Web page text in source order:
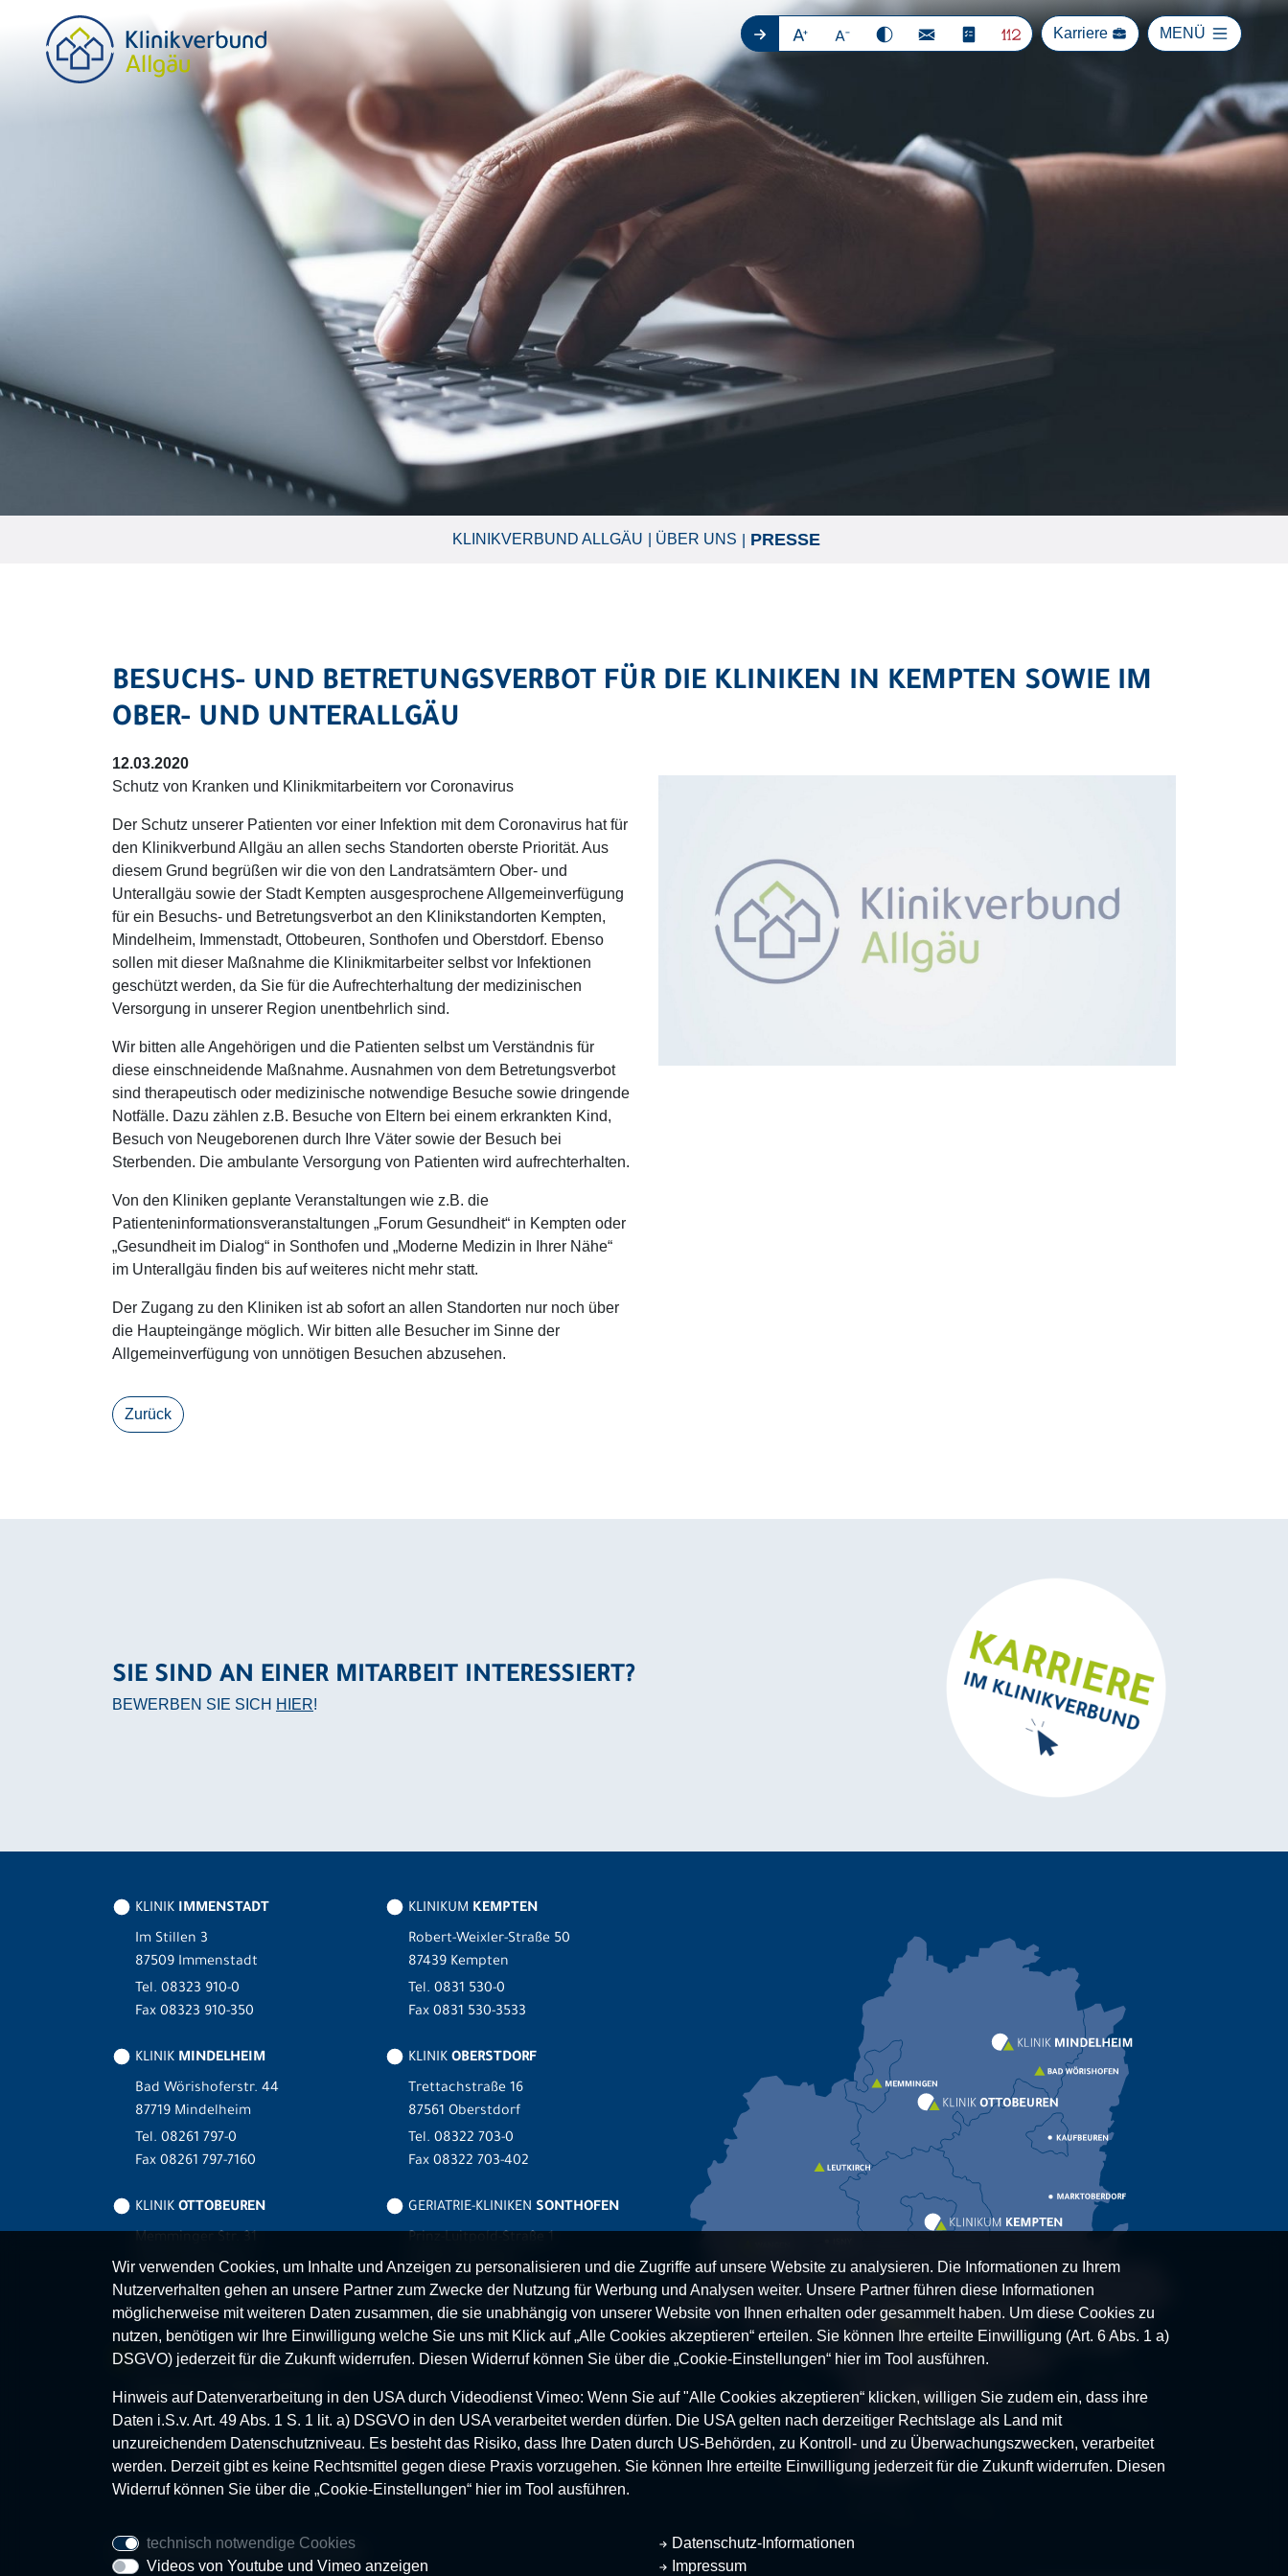
Karriere MENÜ
KLINIKVERBUND ALLGÄU ÜBER UNS PRESSE
BESUCHS- UND BETRETUNGSVERBOT FÜR DIE KLINIKEN IN KEMPTEN SOWIE IM
OBER- UND UNTERALLGÄU
12.03.2020
Schutz von Kranken und Klinikmitarbeitern vor Coronavirus
Der Schutz unserer Patienten vor einer Infektion mit dem Coronavirus hat für
den Klinikverbund Allgäu an allen sechs Standorten oberste Priorität. Aus
diesem Grund begrüßen wir die von den Landratsämtern Ober- und
Unterallgäu sowie der Stadt Kempten ausgesprochene Allgemeinverfügung
für ein Besuchs- und Betretungsverbot an den Klinikstandorten Kempten,
Mindelheim, Immenstadt, Ottobeuren, Sonthofen und Oberstdorf. Ebenso
sollen mit dieser Maßnahme die Klinikmitarbeiter selbst vor Infektionen
geschützt werden, da Sie für die Aufrechterhaltung der medizinischen
Versorgung in unserer Region unentbehrlich sind.
Wir bitten alle Angehörigen und die Patienten selbst um Verständnis für
diese einschneidende Maßnahme. Ausnahmen von dem Betretungsverbot
sind therapeutisch oder medizinische notwendige Besuche sowie dringende
Notfälle. Dazu zählen z.B. Besuche von Eltern bei einem erkrankten Kind,
Besuch von Neugeborenen durch Ihre Väter sowie der Besuch bei
Sterbenden. Die ambulante Versorgung von Patienten wird aufrechterhalten.
Von den Kliniken geplante Veranstaltungen wie z.B. die
Patienteninformationsveranstaltungen „Forum Gesundheit“ in Kempten oder
„Gesundheit im Dialog“ in Sonthofen und „Moderne Medizin in Ihrer Nähe“
im Unterallgäu finden bis auf weiteres nicht mehr statt.
Der Zugang zu den Kliniken ist ab sofort an allen Standorten nur noch über
die Haupteingänge möglich. Wir bitten alle Besucher im Sinne der
Allgemeinverfügung von unnötigen Besuchen abzusehen.
Zurück
SIE SIND AN EINER MITARBEIT INTERESSIERT?
BEWERBEN SIE SICH HIER!
KLINIK IMMENSTADT
Im Stillen 3
87509 Immenstadt
Tel. 08323 910-0
Fax 08323 910-350
KLINIK MINDELHEIM
Bad Wörishoferstr. 44
87719 Mindelheim
Tel. 08261 797-0
Fax 08261 797-7160
KLINIK OTTOBEUREN
87724 Ottobeuren
Tel.08332 792-0
Fax 08332 792-5416
KLINIKUM KEMPTEN
Robert-Weixler-Straße 50
87439 Kempten
Tel. 0831 530-0
Fax 0831 530-3533
KLINIK OBERSTDORF
Trettachstraße 16
87561 Oberstdorf
Tel. 08322 703-0
Fax 08322 703-402
GERIATRIE-KLINIKEN SONTHOFEN
87527 Sonthofen
Tel.08321 804-0
Fax 08321 804-119
MVZ-FACHPRAXENVERBUNDALLGÄU
Klinikverbund Allgäu gGmbH
Im Stillen 2
87509 Immenstadt
www.mvz-fachpraxenverbund-allgaeu.de
© 2026 Klinikverbund Allgäu gGmbH
Wir verwenden Cookies, um Inhalte und Anzeigen zu personalisieren und die Zugriffe auf unsere Website zu analysieren. Die Informationen zu Ihrem
Nutzerverhalten gehen an unsere Partner zum Zwecke der Nutzung für Werbung und Analysen weiter. Unsere Partner führen diese Informationen
möglicherweise mit weiteren Daten zusammen, die sie unabhängig von unserer Website von Ihnen erhalten oder gesammelt haben. Um diese Cookies zu
nutzen, benötigen wir Ihre Einwilligung welche Sie uns mit Klick auf „Alle Cookies akzeptieren“ erteilen. Sie können Ihre erteilte Einwilligung (Art. 6 Abs. 1 a)
DSGVO) jederzeit für die Zukunft widerrufen. Diesen Widerruf können Sie über die „Cookie-Einstellungen“ hier im Tool ausführen.
Hinweis auf Datenverarbeitung in den USA durch Videodienst Vimeo: Wenn Sie auf "Alle Cookies akzeptieren“ klicken, willigen Sie zudem ein, dass ihre
Daten i.S.v. Art. 49 Abs. 1 S. 1 lit. a) DSGVO in den USA verarbeitet werden dürfen. Die USA gelten nach derzeitiger Rechtslage als Land mit
unzureichendem Datenschutzniveau. Es besteht das Risiko, dass Ihre Daten durch US-Behörden, zu Kontroll- und zu Überwachungszwecken, verarbeitet
werden. Derzeit gibt es keine Rechtsmittel gegen diese Praxis vorzugehen. Sie können Ihre erteilte Einwilligung jederzeit für die Zukunft widerrufen. Diesen
Widerruf können Sie über die „Cookie-Einstellungen“ hier im Tool ausführen.
technisch notwendige Cookies
Videos von Youtube und Vimeo anzeigen
Datenschutz-Informationen
Impressum